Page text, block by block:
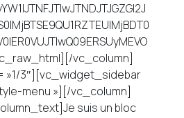
vc_column]
»1/3″][vc_widget_sidebar
menu »][/vc_column]
suis un bloc